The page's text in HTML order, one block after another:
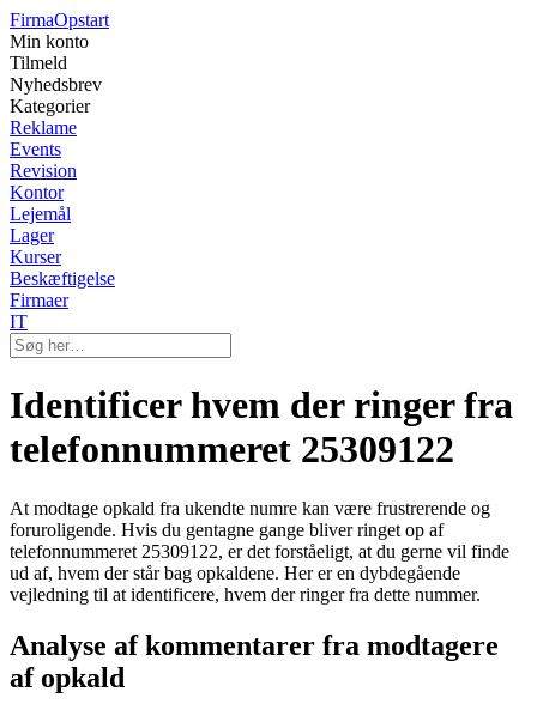
FirmaOpstart
Min konto
Tilmeld
Nyhedsbrev
Kategorier
Reklame
Events
Revision
Kontor
Lejemål
Lager
Kurser
Beskæftigelse
Firmaer
IT
Identificer hvem der ringer fra
telefonnummeret 25309122
At modtage opkald fra ukendte numre kan være frustrerende og
foruroligende. Hvis du gentagne gange bliver ringet op af
telefonnummeret 25309122, er det forståeligt, at du gerne vil finde
ud af, hvem der står bag opkaldene. Her er en dybdegående
vejledning til at identificere, hvem der ringer fra dette nummer.
Analyse af kommentarer fra modtagere
af opkald